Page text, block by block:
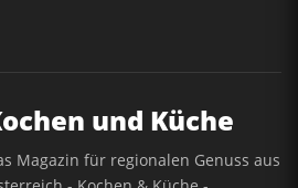
und Küche
Magazin für regionalen Genuss aus